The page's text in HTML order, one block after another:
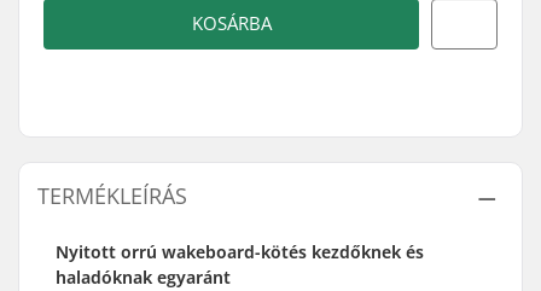
KOSÁRBA
TERMÉKLEÍRÁS
Nyitott orrú wakeboard-kötés kezdőknek és
haladóknak egyaránt